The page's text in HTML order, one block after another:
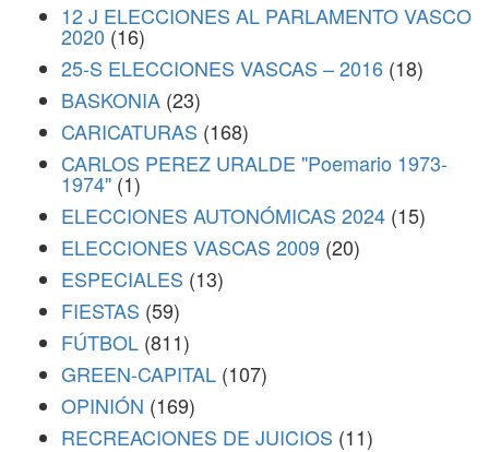
12 J ELECCIONES AL PARLAMENTO VASCO
2020 (16)
25-S ELECCIONES VASCAS – 2016 (18)
BASKONIA (23)
CARICATURAS (168)
CARLOS PEREZ URALDE "Poemario 1973-
1974" (1)
ELECCIONES AUTONÓMICAS 2024 (15)
ELECCIONES VASCAS 2009 (20)
ESPECIALES (13)
FIESTAS (59)
FÚTBOL (811)
GREEN-CAPITAL (107)
OPINIÓN (169)
RECREACIONES DE JUICIOS (11)